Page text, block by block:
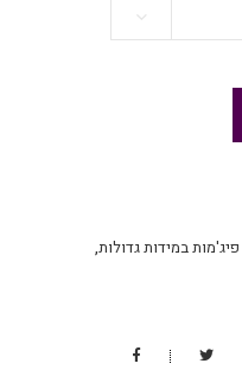
פיג'מות במידות גדולות,